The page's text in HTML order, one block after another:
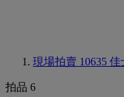
現場拍賣 10635 佳
拍品 6